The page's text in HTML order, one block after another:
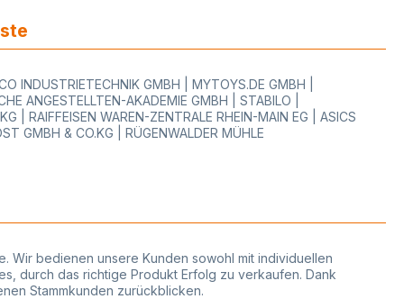
Rolle: 1.100
für Gerät:
Meto 1929, Meto
3329, Meto 3529,
Blitz T001, Blitz
T007, Blitz T011,
T222, Blitz T227,
TM27 Maxi,
(29x28),
Contact 16.29,
INDUSTRIETECHNIK GMBH | MYTOYS.DE GMBH |
ANGESTELLTEN-AKADEMIE GMBH | STABILO |
| RAIFFEISEN WAREN-ZENTRALE RHEIN-MAIN EG | ASICS
GMBH & CO.KG | RÜGENWALDER MÜHLE
Wir bedienen unsere Kunden sowohl mit individuellen
durch das richtige Produkt Erfolg zu verkaufen. Dank
Stammkunden zurückblicken.